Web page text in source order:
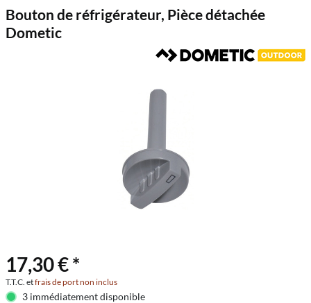
Bouton de réfrigérateur, Pièce détachée
Dometic
17,30 € *
T.T.C. etfrais de port non inclus
3 immédiatement disponible